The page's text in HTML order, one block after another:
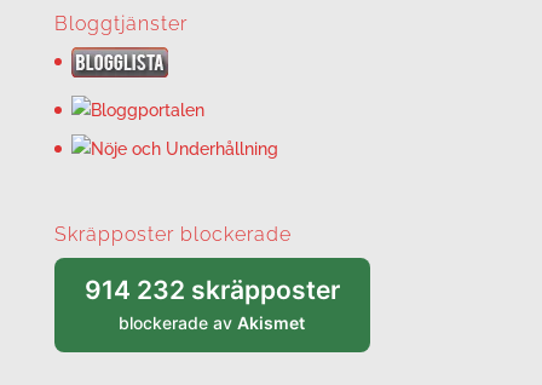
Bloggtjänster
Skräpposter blockerade
914 232 skräpposter
blockerade avAkismet